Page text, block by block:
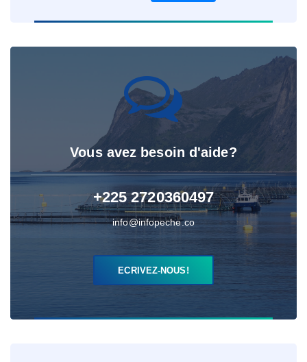
Vous avez besoin d'aide?
+225 2720360497
info@infopeche.co
ECRIVEZ-NOUS!